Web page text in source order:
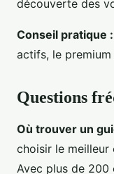
découverte des
Conseil pratique :
actifs, le
Questions
Où trouver un
choisir le meilleur
Avec plus de 200